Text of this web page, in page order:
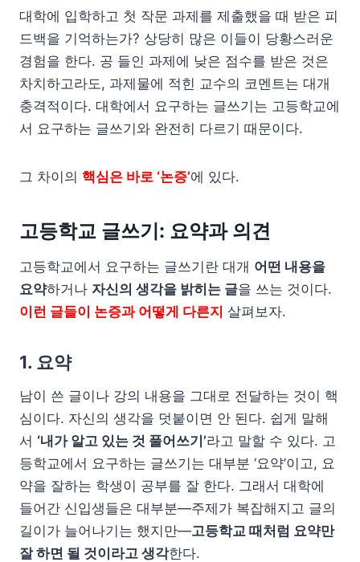
대학에 입학하고 첫 작문 과제를 제출했을 때 받은 피
드백을 기억하는가? 상당히 많은 이들이 당황스러운
경험을 한다. 공 들인 과제에 낮은 점수를 받은 것은
차치하고라도, 과제물에 적힌 교수의 코멘트는 대개
충격적이다. 대학에서 요구하는 글쓰기는 고등학교에
서 요구하는 글쓰기와 완전히 다르기 때문이다.
그 차이의 핵심은 바로 ‘논증’에 있다.
고등학교 글쓰기: 요약과 의견
고등학교에서 요구하는 글쓰기란 대개 어떤 내용을
요약하거나 자신의 생각을 밝히는 글을 쓰는 것이다.
이런 글들이 논증과 어떻게 다른지 살펴보자.
1. 요약
남이 쓴 글이나 강의 내용을 그대로 전달하는 것이 핵
심이다. 자신의 생각을 덧붙이면 안 된다. 쉽게 말해
서 ‘내가 알고 있는 것 풀어쓰기’라고 말할 수 있다. 고
등학교에서 요구하는 글쓰기는 대부분 ‘요약’이고, 요
약을 잘하는 학생이 공부를 잘 한다. 그래서 대학에
들어간 신입생들은 대부분—주제가 복잡해지고 글의
길이가 늘어나기는 했지만—고등학교 때처럼 요약만
잘 하면 될 것이라고 생각한다.